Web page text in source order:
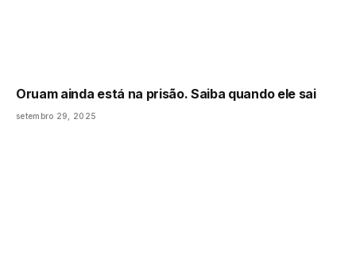
Oruam ainda está na prisão. Saiba quando ele sai
setembro 29, 2025